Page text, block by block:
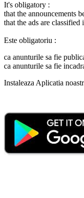
It's obligatory :
that the announcements
that the ads are
Este obligatoriu :
ca anunturile sa fie
ca anunturile sa fie
Instaleaza Aplicatia